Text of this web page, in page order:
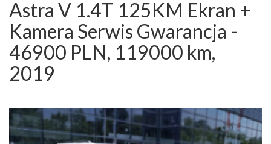
Astra V 1.4T 125KM Ekran +
Kamera Serwis Gwarancja -
46900 PLN, 119000 km,
2019